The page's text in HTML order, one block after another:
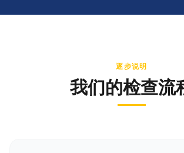
逐步说明
我们的检查流